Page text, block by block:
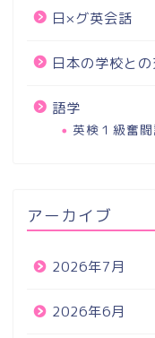
日×グ英会話
日本の学校と
語学
英検１級奮闘
アーカイブ
2026年7月
2026年6月